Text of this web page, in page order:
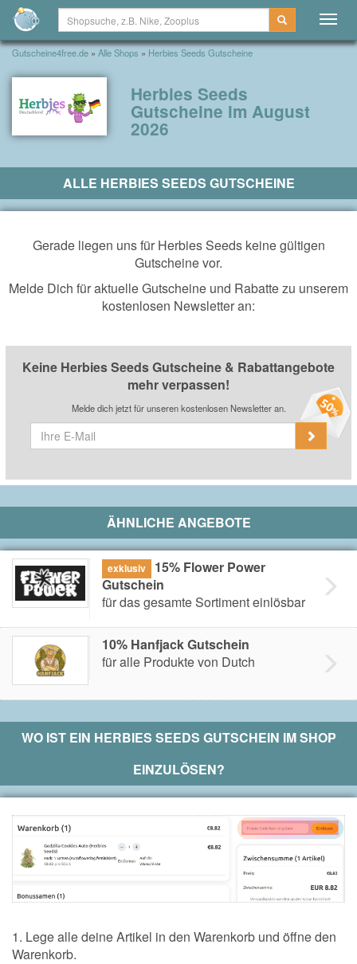
Gutscheine4free.de » Alle Shops » Herbies Seeds Gutscheine
Herbies Seeds
Gutscheine im August
2026
ALLE HERBIES SEEDS GUTSCHEINE
Gerade liegen uns für Herbies Seeds keine gültigen
Gutscheine vor.
Melde Dich für aktuelle Gutscheine und Rabatte zu unserem
kostenlosen Newsletter an:
Keine Herbies Seeds Gutscheine & Rabattangebote
mehr verpassen!
Melde dich jetzt für unseren kostenlosen Newsletter an.
ÄHNLICHE ANGEBOTE
exklusiv
15% Flower Power
Gutschein
für das gesamte Sortiment einlösbar
10% Hanfjack Gutschein
für alle Produkte von Dutch
WO IST EIN HERBIES SEEDS GUTSCHEIN IM SHOP
EINZULÖSEN?
1. Lege alle deine Artikel in den Warenkorb und öffne den
Warenkorb.